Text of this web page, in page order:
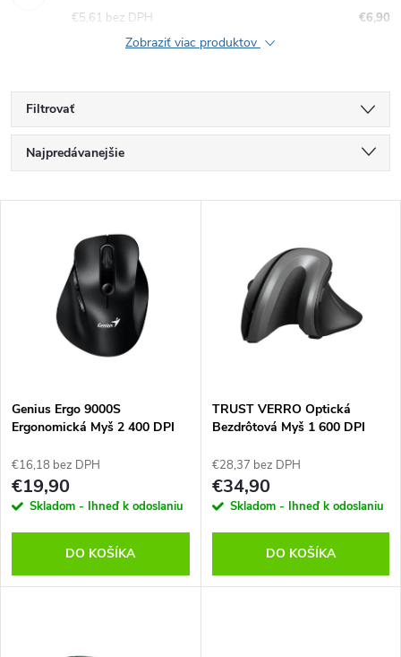
€6,90
€5,61 bez DPH
Zobraziť viac produktov
Filtrovať
R
a
e
p
r
d
Najpredávanejšie
Abecedne
s
p
r
o
d
Genius Ergo 9000S
Ergonomická Myš 2 400 DPI
€16,18 bez DPH
€19,90
Skladom - Ihneď k odoslaniu
DO KOŠÍKA
TRUST VERRO Optická
Bezdrôtová Myš 1 600 DPI
€28,37 bez DPH
€34,90
Skladom - Ihneď k odoslaniu
DO KOŠÍKA